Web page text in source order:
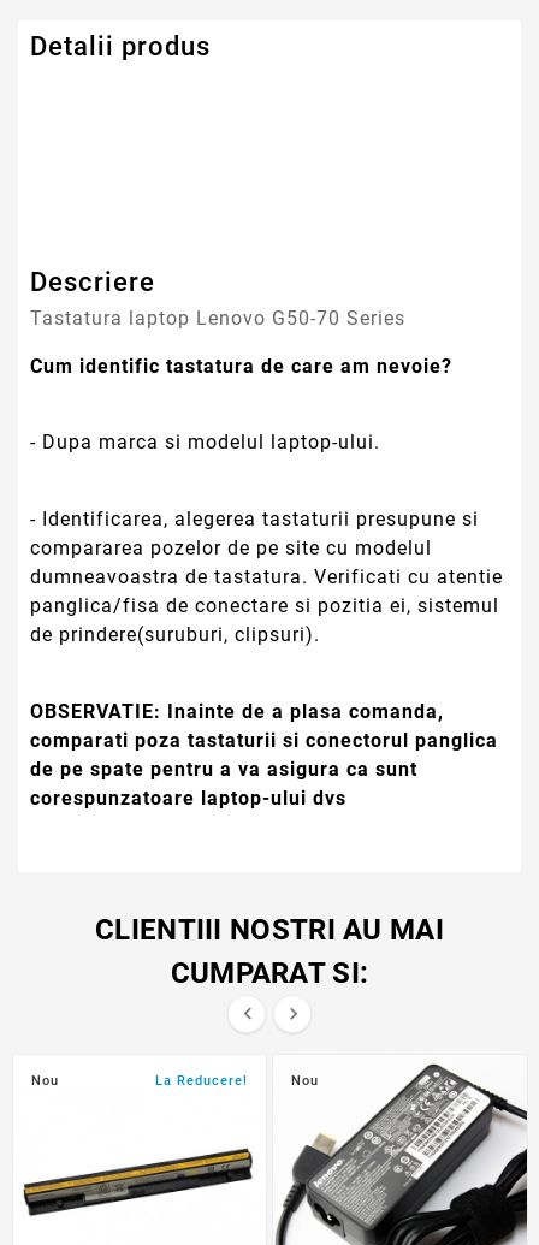
Detalii produs
Descriere
Tastatura laptop Lenovo G50-70 Series
Cum identific tastatura de care am nevoie?
- Dupa marca si modelul laptop-ului.
- Identificarea, alegerea tastaturii presupune si
compararea pozelor de pe site cu modelul
dumneavoastra de tastatura. Verificati cu atentie
panglica/fisa de conectare si pozitia ei, sistemul
de prindere(suruburi, clipsuri).
OBSERVATIE: Inainte de a plasa comanda,
comparati poza tastaturii si conectorul panglica
de pe spate pentru a va asigura ca sunt
corespunzatoare laptop-ului dvs
CLIENTIII NOSTRI AU MAI
CUMPARAT SI:
 
Nou La Reducere! Nou